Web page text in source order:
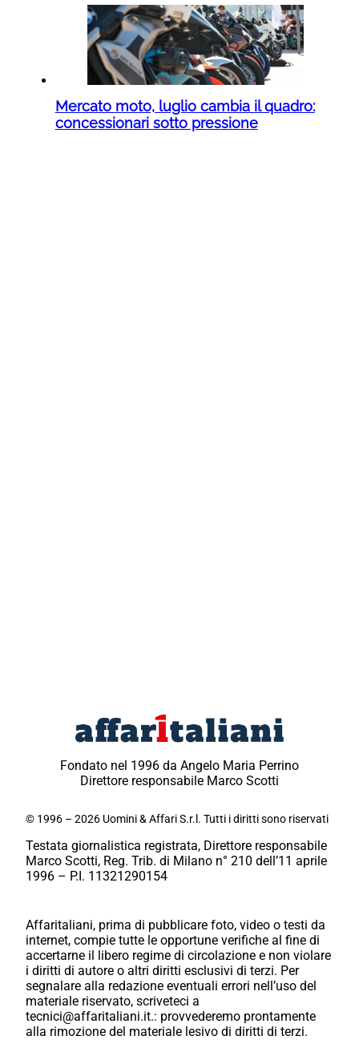
Mercato moto, luglio cambia il quadro:
concessionari sotto pressione
Fondato nel 1996 da Angelo Maria Perrino
Direttore responsabile Marco Scotti
© 1996 – 2026 Uomini & Affari S.r.l. Tutti i diritti sono riservati
Testata giornalistica registrata, Direttore responsabile
Marco Scotti, Reg. Trib. di Milano n° 210 dell’11 aprile
1996 – P.I. 11321290154
Affaritaliani, prima di pubblicare foto, video o testi da
internet, compie tutte le opportune verifiche al fine di
accertarne il libero regime di circolazione e non violare
i diritti di autore o altri diritti esclusivi di terzi. Per
segnalare alla redazione eventuali errori nell’uso del
materiale riservato, scriveteci a
tecnici@affaritaliani.it.: provvederemo prontamente
alla rimozione del materiale lesivo di diritti di terzi.